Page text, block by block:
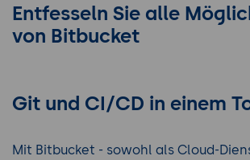
Entfesseln Sie alle
von Bitbucket
Git und CI/CD in einem
Mit Bitbucket - sowohl als Cloud-